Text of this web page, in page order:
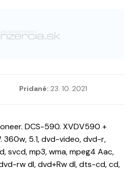
Pridané: 23. 10. 2021
DCS-590. XVDV590 +
360w, 5.1, dvd-video, dvd-r,
svcd, mp3, wma, mpeg4 Aac,
rw dl, dvd+Rw dl, dts-cd, cd,